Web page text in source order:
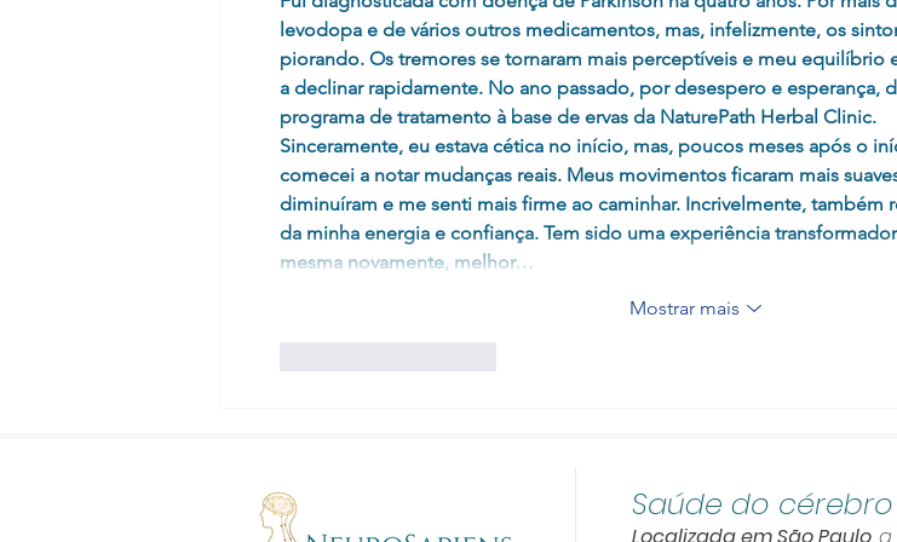
levodopa e de vários outros medicamentos, mas, infelizmente, os
piorando. Os tremores se tornaram mais perceptíveis e meu equilíbrio
a declinar rapidamente. No ano passado, por desespero e esperança,
programa de tratamento à base de ervas da NaturePath Herbal Clinic.
Sinceramente, eu estava cética no início, mas, poucos meses após o
comecei a notar mudanças reais. Meus movimentos ficaram mais
diminuíram e me senti mais firme ao caminhar. Incrivelmente, também
da minha energia e confiança. Tem sido uma experiência
mesma novamente, melhor…
Mostrar mais
Saúde do